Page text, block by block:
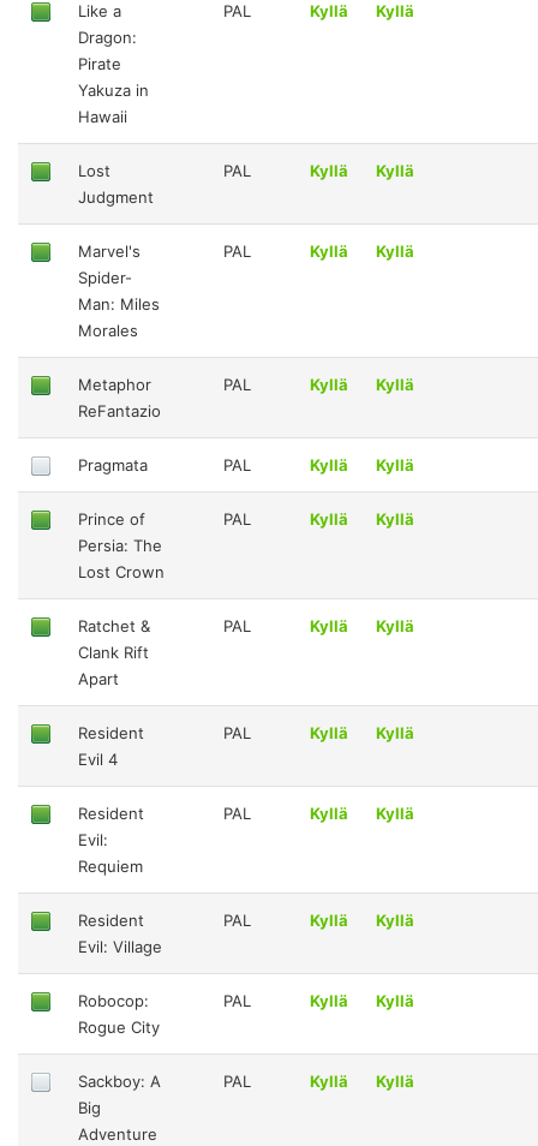
Like a
Dragon:
Pirate
Yakuza in
Hawaii
PAL Kyllä Kyllä
Lost
Judgment
PAL Kyllä Kyllä
Marvel's
Spider-
Man: Miles
Morales
PAL Kyllä Kyllä
Metaphor
ReFantazio
PAL Kyllä Kyllä
Pragmata PAL Kyllä Kyllä
Prince of
Persia: The
Lost Crown
PAL Kyllä Kyllä
Ratchet &
Clank Rift
Apart
PAL Kyllä Kyllä
Resident
Evil 4
PAL Kyllä Kyllä
Resident
Evil:
Requiem
PAL Kyllä Kyllä
Resident
Evil: Village
PAL Kyllä Kyllä
Robocop:
Rogue City
PAL Kyllä Kyllä
Sackboy: A
Big
Adventure
PAL Kyllä Kyllä